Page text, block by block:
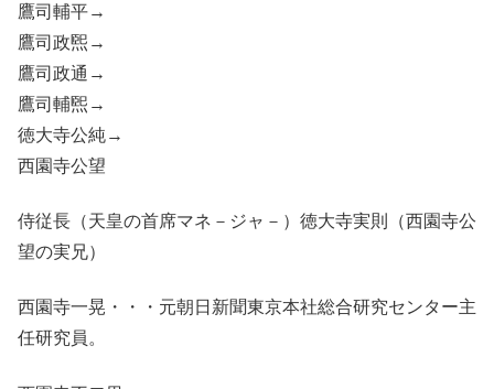
鷹司輔平→
鷹司政煕→
鷹司政通→
鷹司輔煕→
徳大寺公純→
西園寺公望
侍従長（天皇の首席マネ－ジャ－）徳大寺実則（西園寺公
望の実兄）
西園寺一晃・・・元朝日新聞東京本社総合研究センター主
任研究員。